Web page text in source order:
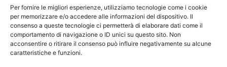
Per fornire le migliori esperienze, utilizziamo tecnologie come i cookie
per memorizzare e/o accedere alle informazioni del dispositivo. Il
consenso a queste tecnologie ci permetterà di elaborare dati come il
comportamento di navigazione o ID unici su questo sito. Non
acconsentire o ritirare il consenso può influire negativamente su alcune
caratteristiche e funzioni.